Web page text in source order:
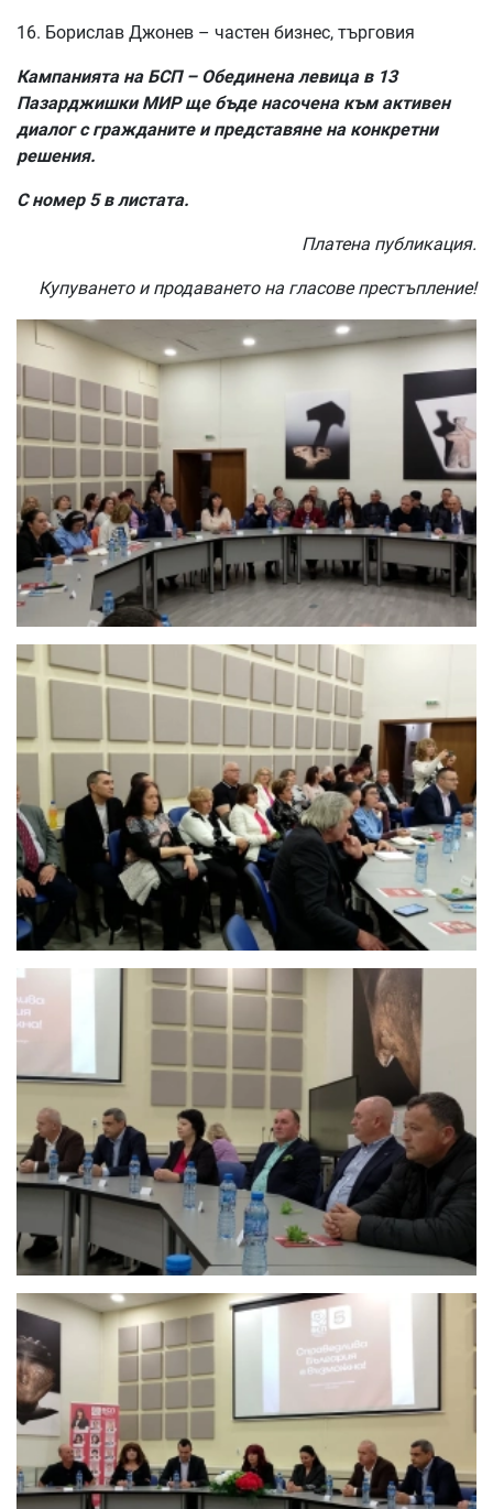
16. Борислав Джонев – частен бизнес, търговия
Кампанията на БСП – Обединена левица в 13
Пазарджишки МИР ще бъде насочена към активен
диалог с гражданите и представяне на конкретни
решения.
С номер 5 в листата.
Платена публикация.
Купуването и продаването на гласове престъпление!